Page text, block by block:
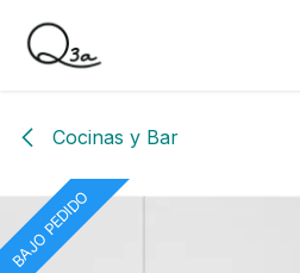
Cocinas y Bar
BAJO PEDIDO